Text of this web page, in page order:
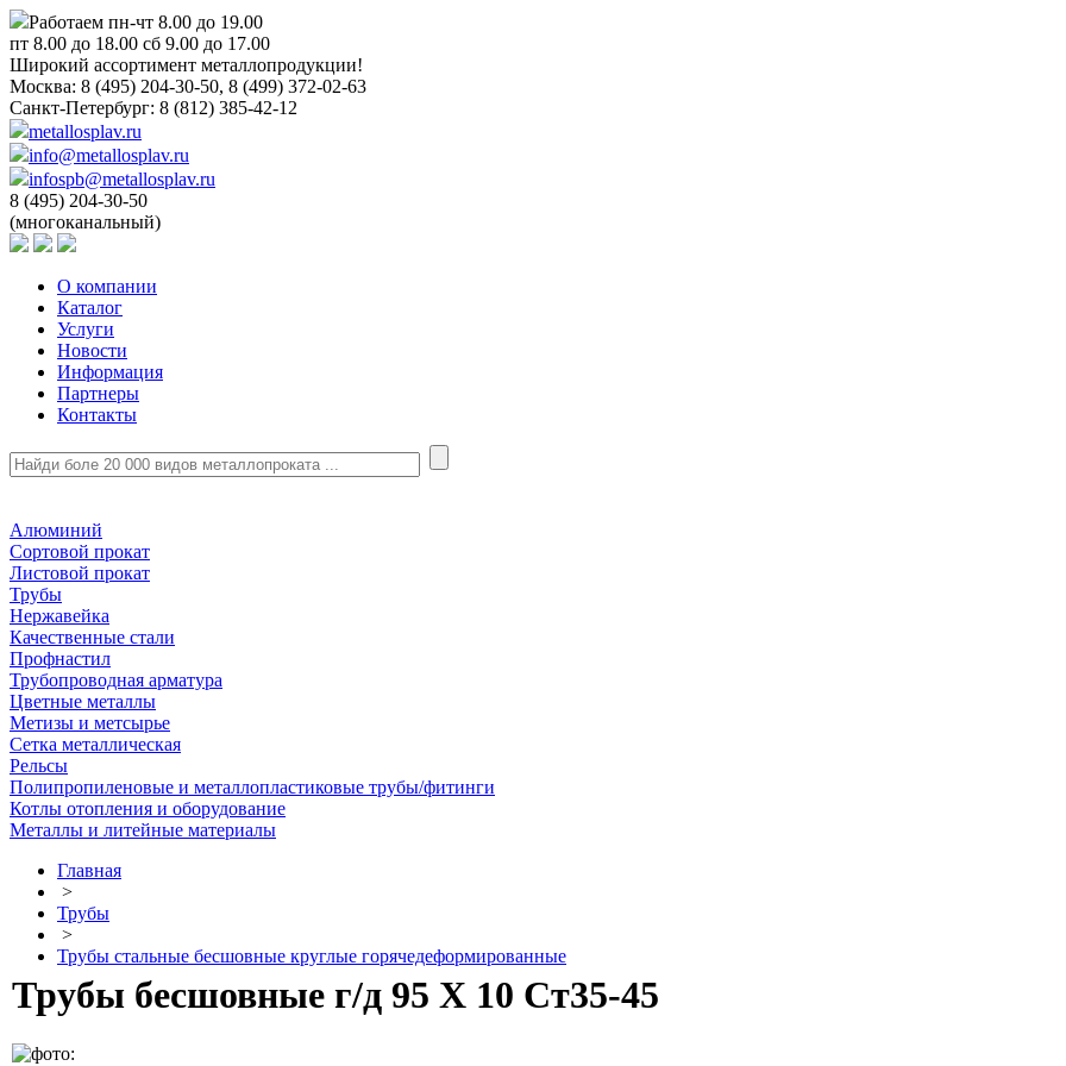
Работаем пн-чт 8.00 до 19.00
пт 8.00 до 18.00 сб 9.00 до 17.00
Широкий ассортимент металлопродукции!
Москва: 8 (495) 204-30-50, 8 (499) 372-02-63
Санкт-Петербург: 8 (812) 385-42-12
metallosplav.ru
info@metallosplav.ru
infospb@metallosplav.ru
8 (495) 204-30-50
(многоканальный)
О компании
Каталог
Услуги
Новости
Информация
Партнеры
Контакты
Алюминий
Сортовой прокат
Листовой прокат
Трубы
Нержавейка
Качественные стали
Профнастил
Трубопроводная арматура
Цветные металлы
Метизы и метсырье
Сетка металлическая
Рельсы
Полипропиленовые и металлопластиковые трубы/фитинги
Котлы отопления и оборудование
Металлы и литейные материалы
Главная
>
Трубы
>
Трубы стальные бесшовные круглые горячедеформированные
Трубы бесшовные г/д 95 Х 10 Ст35-45